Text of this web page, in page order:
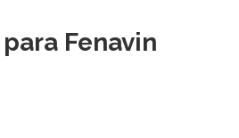
Fenavin